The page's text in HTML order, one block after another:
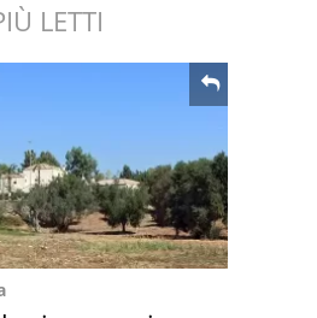
LETTI